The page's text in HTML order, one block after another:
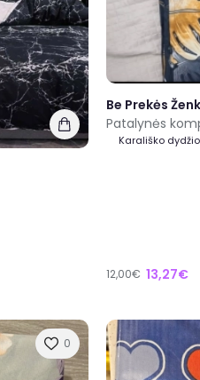
Be Prekės
Patalynės
Karališko
12,00€ 13,27€
0